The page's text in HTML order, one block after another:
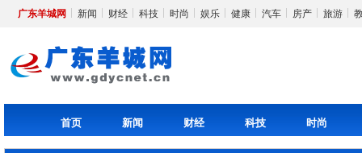
广东羊城网 新闻 财经 科技 时尚 娱乐 健康 汽车 房产 旅游
首页 新闻 财经 科技 时尚